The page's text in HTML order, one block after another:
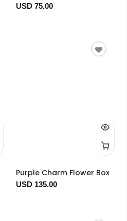
USD 75.00
Purple Charm Flower Box
USD 135.00